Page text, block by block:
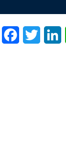
FacebookTwitter